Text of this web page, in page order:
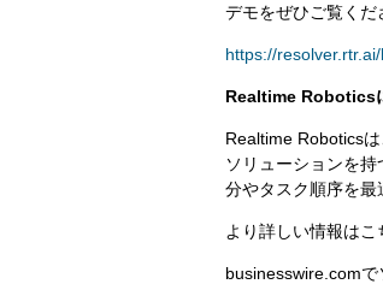
デモをぜひご覧くだ
https://
Realtime Robotics
Realtime Robotics
ソリューションを
分やタスク順序を最
より詳しい情報はこ
businesswire.comで